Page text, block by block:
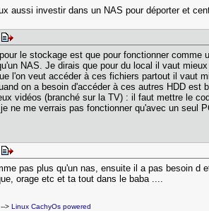
aussi investir dans un NAS pour déporter et
le stockage est que pour fonctionner comme
NAS. Je dirais que pour du local il vaut
l'on veut accéder à ces fichiers partout il vaut
on a besoin d'accéder à ces autres HDD est
vidéos (branché sur la TV) : il faut mettre le
ne me verrais pas fonctionner qu'avec un seul
pas plus qu'un nas, ensuite il a pas besoin
orage etc et ta tout dans le baba ....
-->Linux CachyOs powered